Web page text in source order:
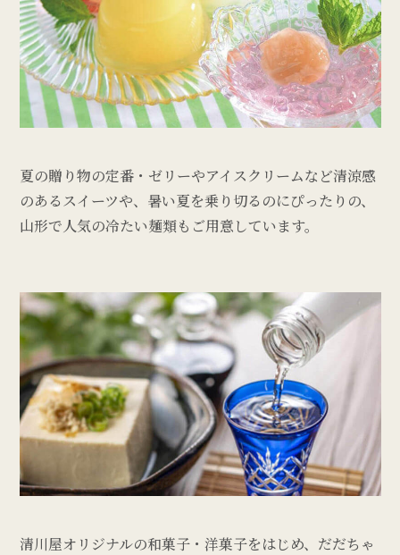
夏の贈り物の定番・ゼリーやアイスクリームなど清涼感
のあるスイーツや、暑い夏を乗り切るのにぴったりの、
山形で人気の冷たい麺類もご用意しています。
清川屋オリジナルの和菓子・洋菓子をはじめ、だだちゃ